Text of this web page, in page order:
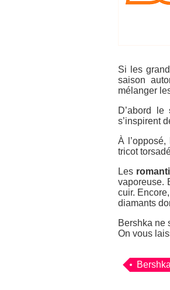
Si les
saison
mélanger
D’abord le
s’inspirent
À
tricot
Les
vaporeuse.
cuir.
diamants
Bershka ne
On vous
Bershka